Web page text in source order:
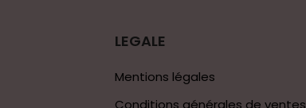
LEGALE
Mentions légales
Conditions générales de ventes